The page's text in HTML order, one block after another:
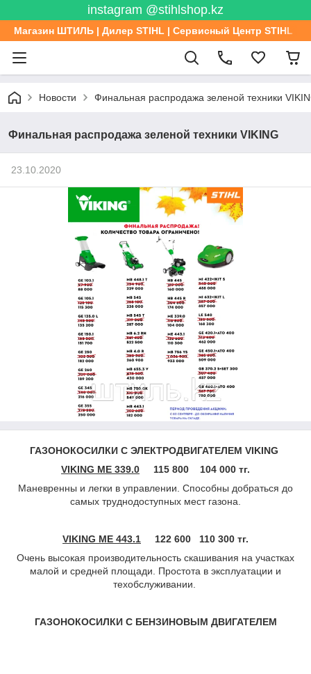
instagram @stihlshop.kz
Магазин ШТИЛЬ | Дилер STIHL | Сервисный Центр STIHL
Новости Финальная распродажа зеленой техники
Финальная распродажа зеленой техники VIKING
23.10.2020
ГАЗОНОКОСИЛКИ С ЭЛЕКТРОДВИГАТЕЛЕМ VIKING
VIKING ME 339.0
115 800
104 000 тг.
Маневренны и легки в управлении. Способны добраться до
самых труднодоступных мест газона.
VIKING ME 443.1 122 600 110 300 тг.
Очень высокая производительность скашивания на участках
малой и средней площади. Простота в эксплуатации и
техобслуживании.
ГАЗОНОКОСИЛКИ С БЕНЗИНОВЫМ ДВИГАТЕЛЕМ